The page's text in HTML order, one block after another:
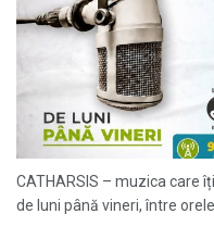
CATHARSIS – muzica care
de luni până vineri, între orele